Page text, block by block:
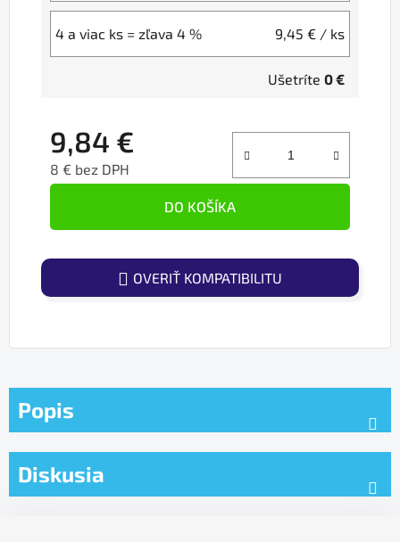
4 a viac ks = zľava 4 % 9,45 € / ks
Ušetríte 0 €
9,84 €
8 € bez DPH
DO KOŠÍKA
OVERIŤ KOMPATIBILITU
Popis
Diskusia